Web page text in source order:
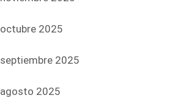
octubre 2025
septiembre 2025
agosto 2025